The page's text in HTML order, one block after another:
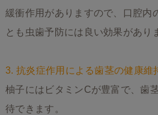
緩衝作用がありますので、口腔内
とも虫歯予防には良い効果があり
3. 抗炎症作用による歯茎の健康維
柚子にはビタミンCが豊富で、歯
待できます。